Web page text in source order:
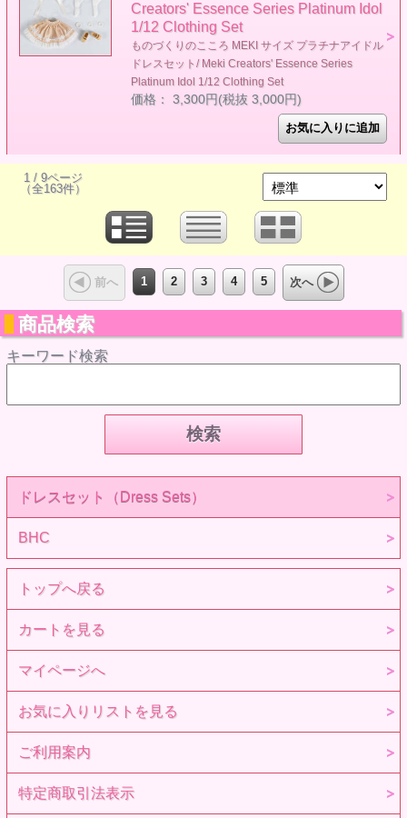
Creators' Essence Series Platinum Idol
1/12 Clothing Set
ものづくりのこころ MEKI サイズ プラチナアイドル
ドレスセット/ Meki Creators' Essence Series
Platinum Idol 1/12 Clothing Set
価格： 3,300円(税抜 3,000円)
1 / 9ページ
（全163件）
前へ 1 2 3 4 5 次へ
商品検索
キーワード検索
ドレスセット（Dress Sets）
BHC
トップへ戻る
カートを見る
マイページへ
お気に入りリストを見る
ご利用案内
特定商取引法表示